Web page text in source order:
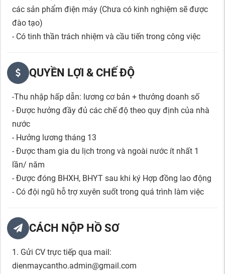
các sản phẩm điện máy (Chưa có kinh nghiệm sẽ được
đào tạo)
- Có tinh thần trách nhiệm và cầu tiến trong công việc
QUYỀN LỢI & CHẾ ĐỘ
-Thu nhập hấp dẫn: lương cơ bản + thưởng doanh số
- Được hưởng đầy đủ các chế độ theo quy định của nhà
nước
- Hưởng lương tháng 13
- Được tham gia du lịch trong và ngoài nước ít nhất 1
lần/ năm
- Được đóng BHXH, BHYT sau khi ký Hợp đồng lao động
- Có đội ngũ hỗ trợ xuyên suốt trong quá trình làm việc
CÁCH NỘP HỒ SƠ
1. Gửi CV trực tiếp qua mail:
dienmaycantho.admin@gmail.com